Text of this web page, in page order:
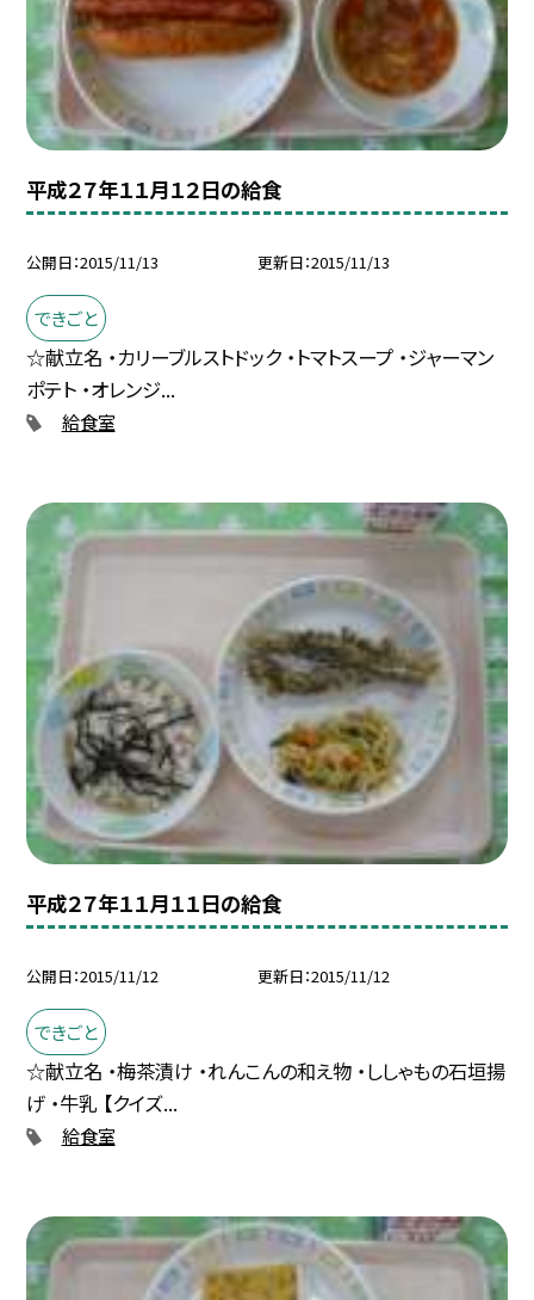
平成２７年１１月１２日の給食
公開日 2015/11/13 更新日 2015/11/13
できごと
☆献立名 ・カリーブルストドック ・トマトスープ ・ジャーマン
ポテト ・オレンジ...
給食室
平成２７年１１月１１日の給食
公開日 2015/11/12 更新日 2015/11/12
できごと
☆献立名 ・梅茶漬け ・れんこんの和え物 ・ししゃもの石垣揚
げ ・牛乳 【クイズ...
給食室